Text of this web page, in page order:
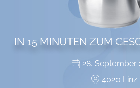
IN 15 MINUTEN ZUM
28. September
4020 Linz